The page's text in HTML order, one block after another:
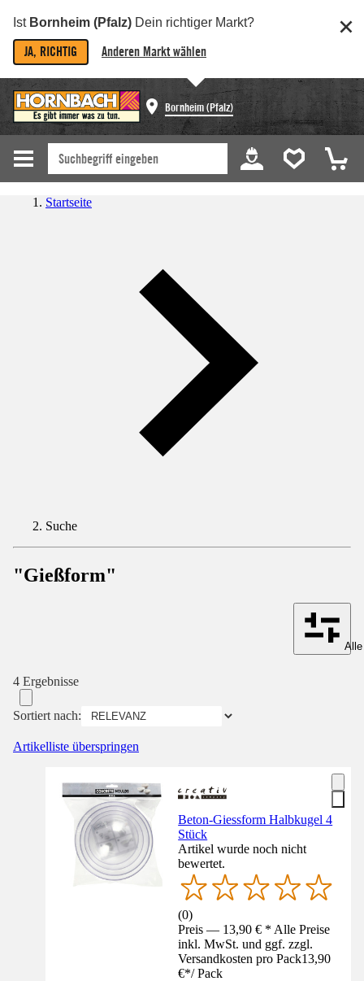
Ist Bornheim (Pfalz) Dein richtiger Markt?
JA, RICHTIG Anderen Markt wählen
Bornheim (Pfalz)
Startseite
Suche
"Gießform"
4 Ergebnisse
Sortiert nach:
Artikelliste überspringen
Beton-Giessform Halbkugel 4
Stück
Artikel wurde noch nicht
bewertet.
(0)
Preis — 13,90 € * Alle Preise
inkl. MwSt. und ggf. zzgl.
Versandkosten pro Pack13,90
€*/ Pack